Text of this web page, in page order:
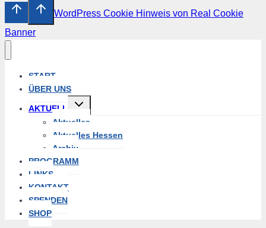
WordPress Cookie Hinweis von Real Cookie
Banner
START
ÜBER UNS
AKTUELL
Untermenü
umschalten
Aktuelles
Aktuelles Hessen
Archiv
PROGRAMM
LINKS
KONTAKT
SPENDEN
SHOP